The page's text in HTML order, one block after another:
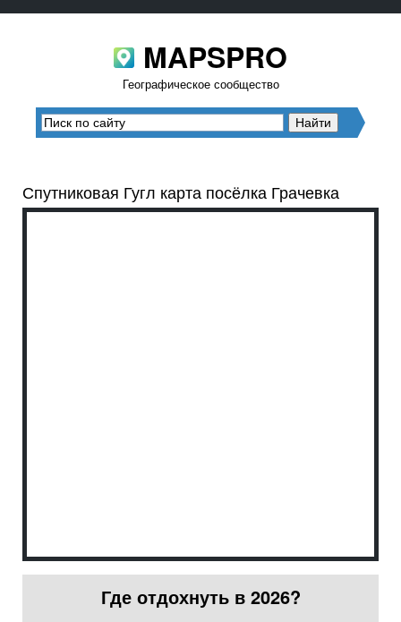
MAPSPRO
Географическое сообщество
Спутниковая Гугл карта посёлка Грачевка
Где отдохнуть в 2026?